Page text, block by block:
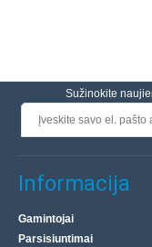
Sužinokite
Informacija
Gamintojai
Parsisiuntimai